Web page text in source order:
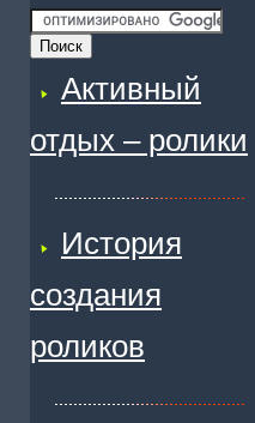
Активный
отдых – ролики
История
создания
роликов